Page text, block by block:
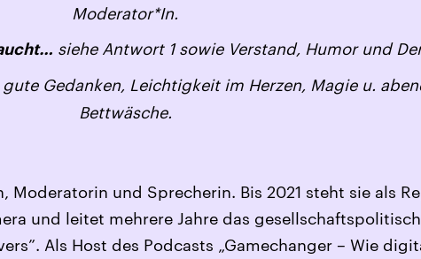
Moderator*In.
siehe Antwort 1 sowie Verstand, Humor und
gute Gedanken, Leichtigkeit im Herzen, Magie u.
Bettwäsche.
Moderatorin und Sprecherin. Bis 2021 steht sie als
und leitet mehrere Jahre das
Als Host des Podcasts „Gamechanger – Wie